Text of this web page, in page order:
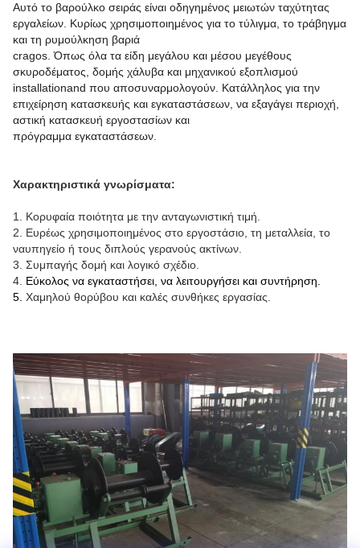
Αυτό το βαρούλκο σειράς είναι οδηγημένος μειωτών ταχύτητας
εργαλείων. Κυρίως χρησιμοποιημένος για το τύλιγμα, το τράβηγμα
και τη ρυμούλκηση βαριά
cragos. Όπως όλα τα είδη μεγάλου και μέσου μεγέθους
σκυροδέματος, δομής χάλυβα και μηχανικού εξοπλισμού
installationand που αποσυναρμολογούν. Κατάλληλος για την
επιχείρηση κατασκευής και εγκαταστάσεων, να εξαγάγει περιοχή,
αστική κατασκευή εργοστασίων και
πρόγραμμα εγκαταστάσεων.
Χαρακτηριστικά γνωρίσματα:
1. Κορυφαία ποιότητα με την ανταγωνιστική τιμή.
2. Ευρέως χρησιμοποιημένος στο εργοστάσιο, τη μεταλλεία, το
ναυπηγείο ή τους διπλούς γερανούς ακτίνων.
3. Συμπαγής δομή και λογικό σχέδιο.
4. Εύκολος να εγκαταστήσει, να λειτουργήσει και συντήρηση.
5. Χαμηλού θορύβου και καλές συνθήκες εργασίας.